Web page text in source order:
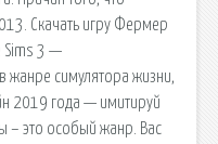
Скачать игру Фермер
Sims 3 —
жанре симулятора жизни,
2019 года — имитируй
– это особый жанр. Вас